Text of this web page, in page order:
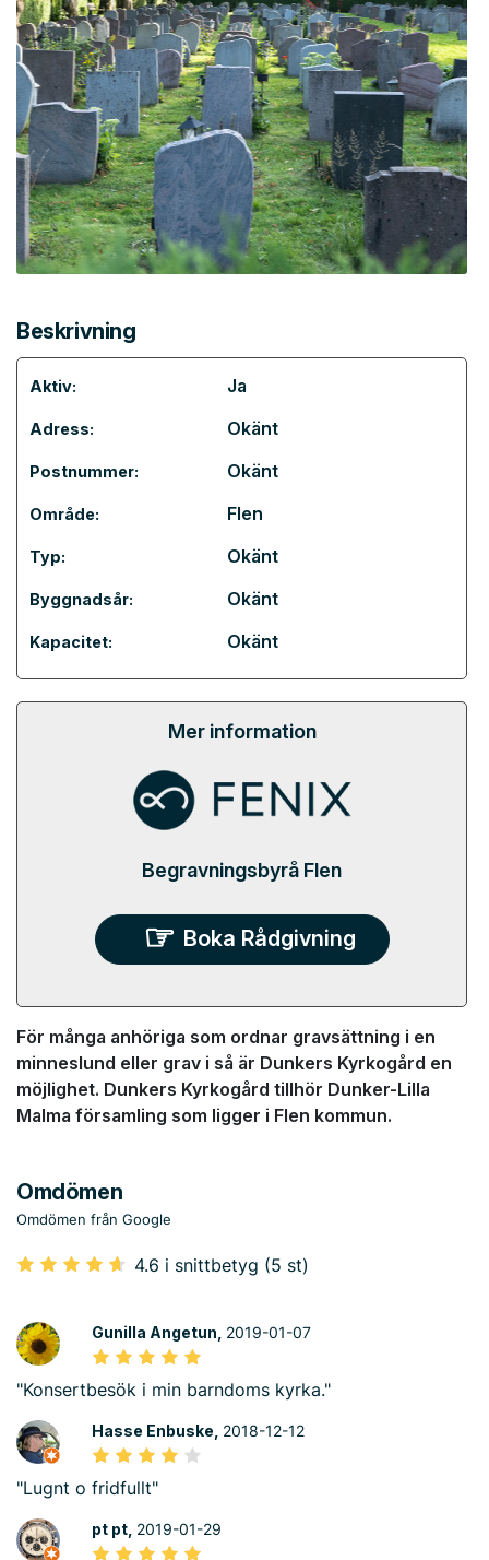
Beskrivning
Aktiv: Ja
Adress: Okänt
Postnummer: Okänt
Område: Flen
Typ: Okänt
Byggnadsår: Okänt
Kapacitet: Okänt
Mer information
Begravningsbyrå Flen
Boka Rådgivning
För många anhöriga som ordnar gravsättning i en
minneslund eller grav i så är Dunkers Kyrkogård en
möjlighet. Dunkers Kyrkogård tillhör Dunker-Lilla
Malma församling som ligger i Flen kommun.
Omdömen
Omdömen från Google
4.6 i snittbetyg (5 st)
Gunilla Angetun, 2019-01-07
"Konsertbesök i min barndoms kyrka."
Hasse Enbuske, 2018-12-12
"Lugnt o fridfullt"
pt pt, 2019-01-29